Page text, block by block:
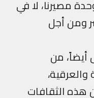
لا في
أجل
من
الثقافات